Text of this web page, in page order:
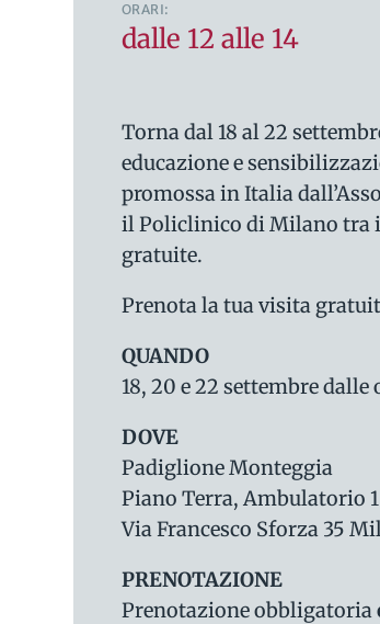
ORARI:
dalle 12 alle 14
Torna dal 18 al 22
educazione e
promossa in Italia
il Policlinico di Milano tra i
gratuite.
Prenota la tua visita
QUANDO
18, 20 e 22 settembre dalle
DOVE
Padiglione Monteggia
Piano Terra, Ambulatorio 1
Via Francesco Sforza 35
PRENOTAZIONE
Prenotazione obbligatoria